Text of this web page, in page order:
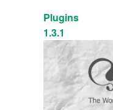
Plugins
1.3.1